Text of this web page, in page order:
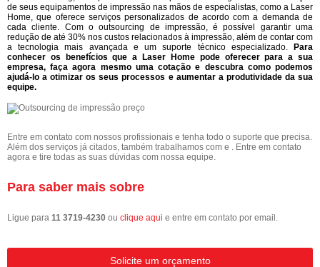
de seus equipamentos de impressão nas mãos de especialistas, como a Laser
Home, que oferece serviços personalizados de acordo com a demanda de
cada cliente. Com o outsourcing de impressão, é possível garantir uma
redução de até 30% nos custos relacionados à impressão, além de contar com
a tecnologia mais avançada e um suporte técnico especializado. Para
conhecer os benefícios que a Laser Home pode oferecer para a sua
empresa, faça agora mesmo uma cotação e descubra como podemos
ajudá-lo a otimizar os seus processos e aumentar a produtividade da sua
equipe.
Entre em contato com nossos profissionais e tenha todo o suporte que precisa.
Além dos serviços já citados, também trabalhamos com e . Entre em contato
agora e tire todas as suas dúvidas com nossa equipe.
Para saber mais sobre
Ligue para 11 3719-4230 ou clique aqui e entre em contato por email.
Solicite um orçamento